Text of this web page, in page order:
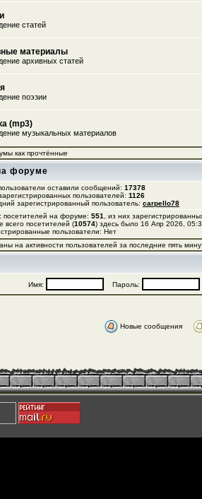
статей
материалы
архивных статей
поэзии
(mp3)
музыкальных материалов
как прочтённые
форуме
оставили сообщений: 17378
пользователей: 1126
зарегистрированный пользователь: carpello78
посетителей на форуме: 551
, из них
всего посетителей (10574) здесь было 16 Апр 2026,
пользователи: Нет
на активности пользователей за последние пять
Имя: Пароль:
Новые сообщения